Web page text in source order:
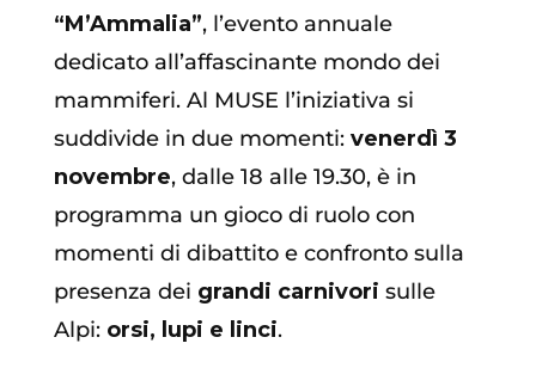
“M’Ammalia”, l’evento annuale
dedicato all’affascinante mondo dei
mammiferi. Al MUSE l’iniziativa si
suddivide in due momenti: venerdì 3
novembre, dalle 18 alle 19.30, è in
programma un gioco di ruolo con
momenti di dibattito e confronto sulla
presenza dei grandi carnivori sulle
Alpi: orsi, lupi e linci.